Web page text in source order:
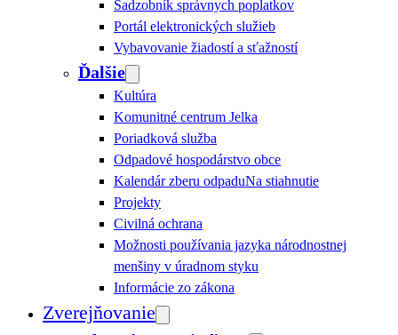
Sadzobník správnych poplatkov
Portál elektronických služieb
Vybavovanie žiadostí a sťažností
Ďalšie
Kultúra
Komunitné centrum Jelka
Poriadková služba
Odpadové hospodárstvo obce
Kalendár zberu odpaduNa stiahnutie
Projekty
Civilná ochrana
Možnosti používania jazyka národnostnej
menšiny v úradnom styku
Informácie zo zákona
Zverejňovanie